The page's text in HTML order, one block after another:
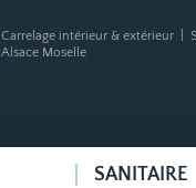
Carrelage intérieur & extérieur |
Alsace Moselle
SANITAIRE